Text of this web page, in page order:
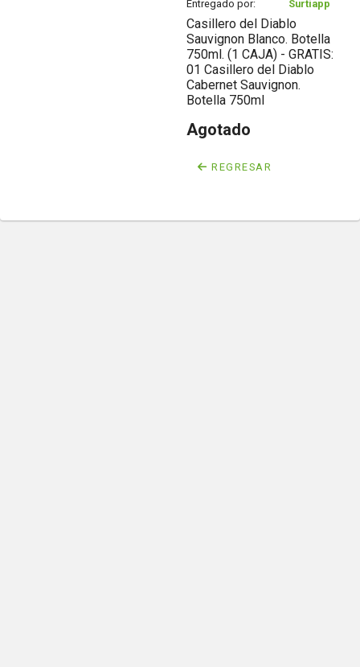
Entregado por: Surtiapp
Casillero del Diablo
Sauvignon Blanco. Botella
750ml. (1 CAJA) - GRATIS:
01 Casillero del Diablo
Cabernet Sauvignon.
Botella 750ml
Agotado
REGRESAR